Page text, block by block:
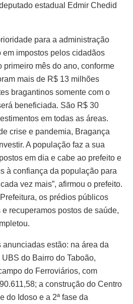
estadual Edmir Chedid
para a administração
impostos pelos cidadãos
primeiro mês do ano, conforme
mais de R$ 13 milhões
bragantinos somente com o
beneficiada. São R$ 30
em todas as áreas.
crise e pandemia, Bragança
A população faz a sua
em dia e cabe ao prefeito e
à confiança da população para
vez mais”, afirmou o prefeito.
os prédios públicos
recuperamos postos de saúde,
anunciadas estão: na área da
do Bairro do Taboão,
do Ferroviários, com
a construção do Centro
do Idoso e a 2ª fase da